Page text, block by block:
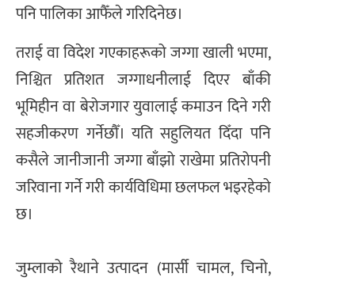
पनि पालिका आफैँले गरिदिनेछ।
तराई वा विदेश गएकाहरूको जग्गा खाली भएमा,
निश्चित प्रतिशत जग्गाधनीलाई दिएर बाँकी
भूमिहीन वा बेरोजगार युवालाई कमाउन दिने गरी
सहजीकरण गर्नेछौँ। यति सहुलियत दिँदा पनि
कसैले जानीजानी जग्गा बाँझो राखेमा प्रतिरोपनी
जरिवाना गर्ने गरी कार्यविधिमा छलफल भइरहेको
छ।
जुम्लाको रैथाने उत्पादन (मार्सी चामल, चिनो,